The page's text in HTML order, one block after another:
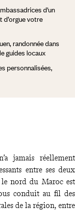
d'un
d’orgue votre
randonnée dans
guides locaux
personnalisées,
jamais réellement
entre ses deux
nord du Maroc est
conduit au fil des
de la région, entre